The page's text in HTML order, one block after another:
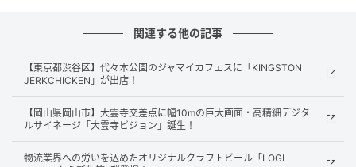
同校はこれまで「ドローン組み立て教室」や「荒川区
まちゼミ」などの単発ワークショップを開催し、2025
年だけでものべ100名以上の子ども・保護者が参加し
た。
その中で最も多く寄せられたのが「単発ではなく、定
期的に通わせたい」という声。子どもたちが時間を忘
関連する他の記事
【東京都渋谷区】代々木公園のジャマイカフェスに「KINGSTON
JERKCHICKEN」が出店！
【岡山県岡山市】大雲寺交差点に幅10mの巨大画面・高精細デジタ
ルサイネージ「大雲寺ビジョン」誕生！
物流業界への労いを込めたオリジナルクラフトビール「LOGI